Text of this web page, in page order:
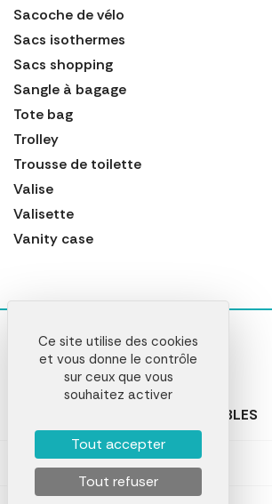
Sacoche de vélo
Sacs isothermes
Sacs shopping
Sangle à bagage
Tote bag
Trolley
Trousse de toilette
Valise
Valisette
Vanity case
NOS PRODUITS PERSONNALISABLES
NOS CADEAUX PERSONNALISÉS
Ce site utilise des cookies
et vous donne le contrôle
sur ceux que vous
souhaitez activer
Tout accepter
Tout refuser